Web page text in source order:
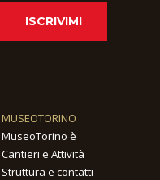
ISCRIVIMI
MUSEOTORINO
MuseoTorino è
Cantieri e Attività
Struttura e contatti